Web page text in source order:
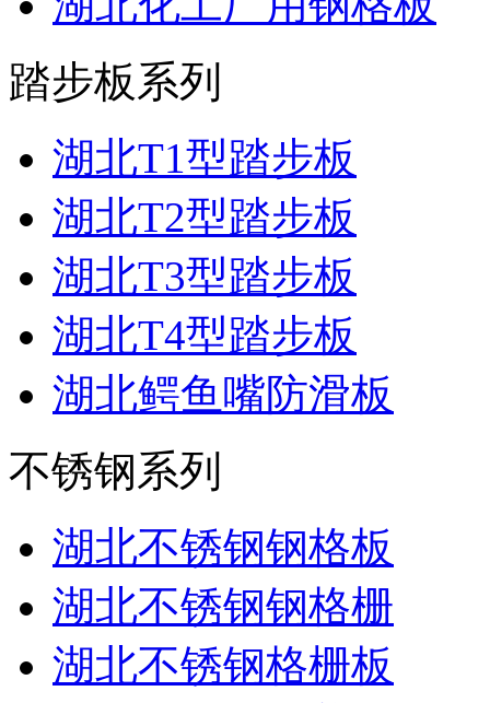
踏步板系列
湖北T1型踏步板
湖北T2型踏步板
湖北T3型踏步板
湖北T4型踏步板
湖北鳄鱼嘴防滑板
不锈钢系列
湖北不锈钢钢格板
湖北不锈钢钢格栅
湖北不锈钢格栅板